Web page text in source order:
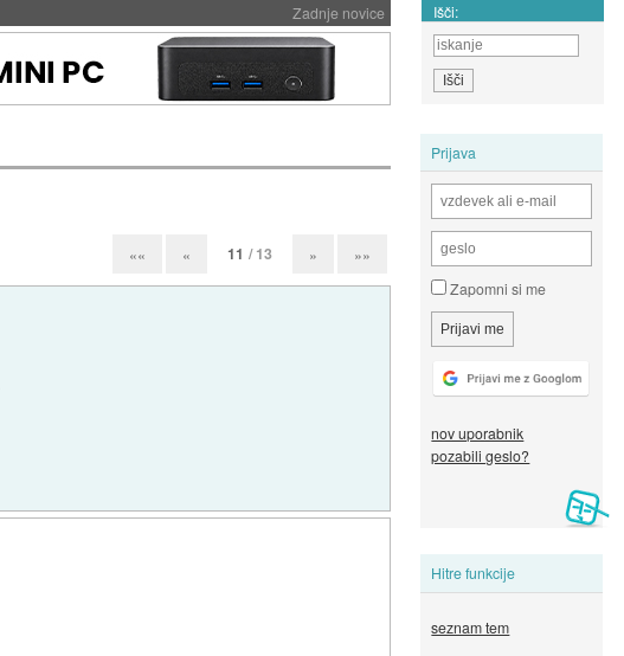
Zadnje novice Išči:
Prijava
Zapomni si me
nov uporabnik
pozabili geslo?
Hitre funkcije
seznam tem
«« « 11 / 13 » »»